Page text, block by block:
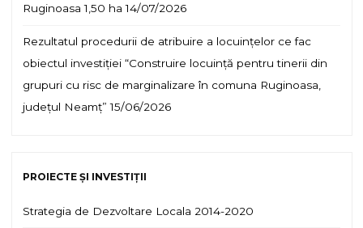
Ruginoasa 1,50 ha 14/07/2026
Rezultatul procedurii de atribuire a locuințelor ce fac
obiectul investiției “Construire locuință pentru tinerii din
grupuri cu risc de marginalizare în comuna Ruginoasa,
județul Neamț” 15/06/2026
PROIECTE ȘI INVESTIȚII
Strategia de Dezvoltare Locala 2014-2020